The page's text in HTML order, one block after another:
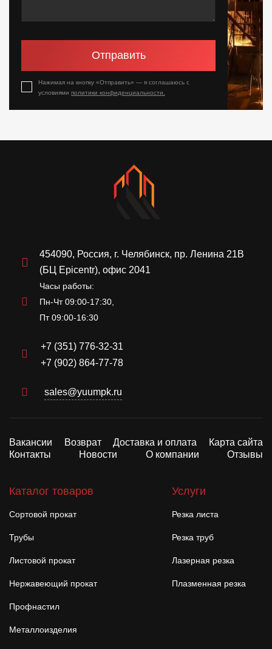
Отправить
Нажимая на кнопку «Отправить» — я соглашаюсь с
условиями политики конфиденциальности.
454090, Россия, г. Челябинск, пр. Ленина 21В
(БЦ Epicentr), офис 2041
Часы работы:
Пн-Чт 09:00-17:30,
Пт 09:00-16:30
+7 (351) 776-32-31
+7 (902) 864-77-78
sales@yuumpk.ru
Вакансии Возврат Доставка и оплата
Карта сайта
Контакты
Новости О компании Отзывы
Каталог товаров
Сортовой прокат
Трубы
Листовой прокат
Нержавеющий прокат
Профнастил
Металлоизделия
Услуги
Резка листа
Резка труб
Лазерная резка
Плазменная резка